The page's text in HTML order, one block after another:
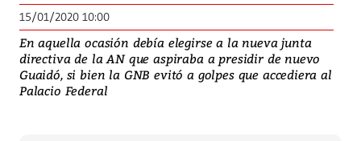
15/01/2020 10:00
En aquella ocasión debía elegirse a la nueva junta
directiva de la AN que aspiraba a presidir de nuevo
Guaidó, si bien la GNB evitó a golpes que accediera al
Palacio Federal